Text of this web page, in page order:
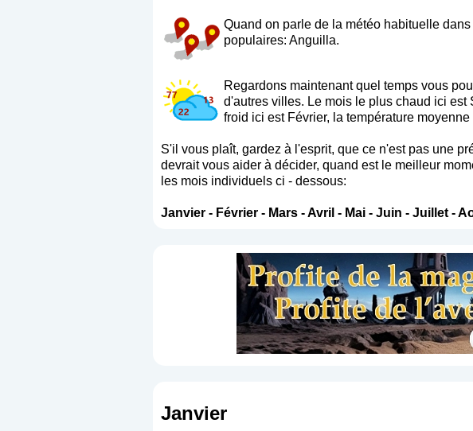
Quand on parle de la météo habituelle
populaires: Anguilla.
Regardons maintenant quel temps vous
d'autres villes. Le mois le plus chaud ici
froid ici est Février, la température
S'il vous plaît, gardez à l'esprit, que ce n'est pas une
devrait vous aider à décider, quand est le meilleur
les mois individuels ci - dessous:
Janvier- Février- Mars-Avril - Mai- Juin - Juillet-
Janvier